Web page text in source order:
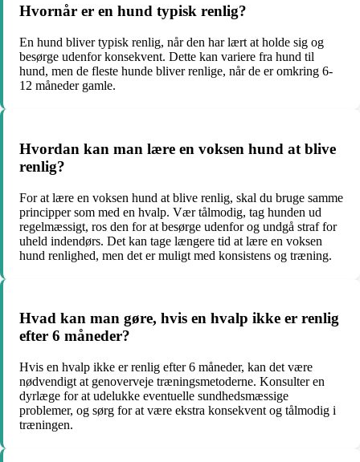
Hvornår er en hund typisk renlig?
En hund bliver typisk renlig, når den har lært at holde sig og
besørge udenfor konsekvent. Dette kan variere fra hund til
hund, men de fleste hunde bliver renlige, når de er omkring 6-
12 måneder gamle.
Hvordan kan man lære en voksen hund at blive
renlig?
For at lære en voksen hund at blive renlig, skal du bruge samme
principper som med en hvalp. Vær tålmodig, tag hunden ud
regelmæssigt, ros den for at besørge udenfor og undgå straf for
uheld indendørs. Det kan tage længere tid at lære en voksen
hund renlighed, men det er muligt med konsistens og træning.
Hvad kan man gøre, hvis en hvalp ikke er renlig
efter 6 måneder?
Hvis en hvalp ikke er renlig efter 6 måneder, kan det være
nødvendigt at genoverveje træningsmetoderne. Konsulter en
dyrlæge for at udelukke eventuelle sundhedsmæssige
problemer, og sørg for at være ekstra konsekvent og tålmodig i
træningen.